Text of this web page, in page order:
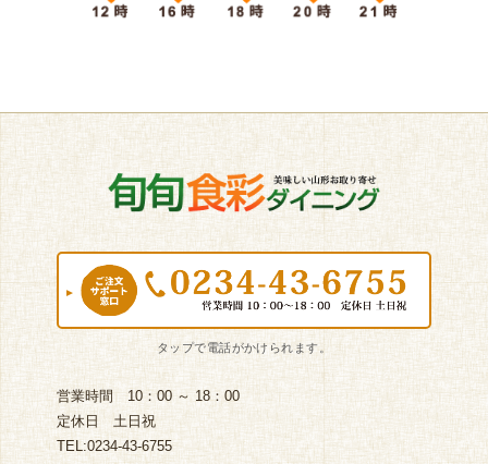
営業時間 10：00 ～ 18：00
定休日 土日祝
TEL:0234-43-6755